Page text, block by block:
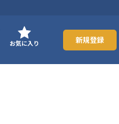
お気に入り 新規登録